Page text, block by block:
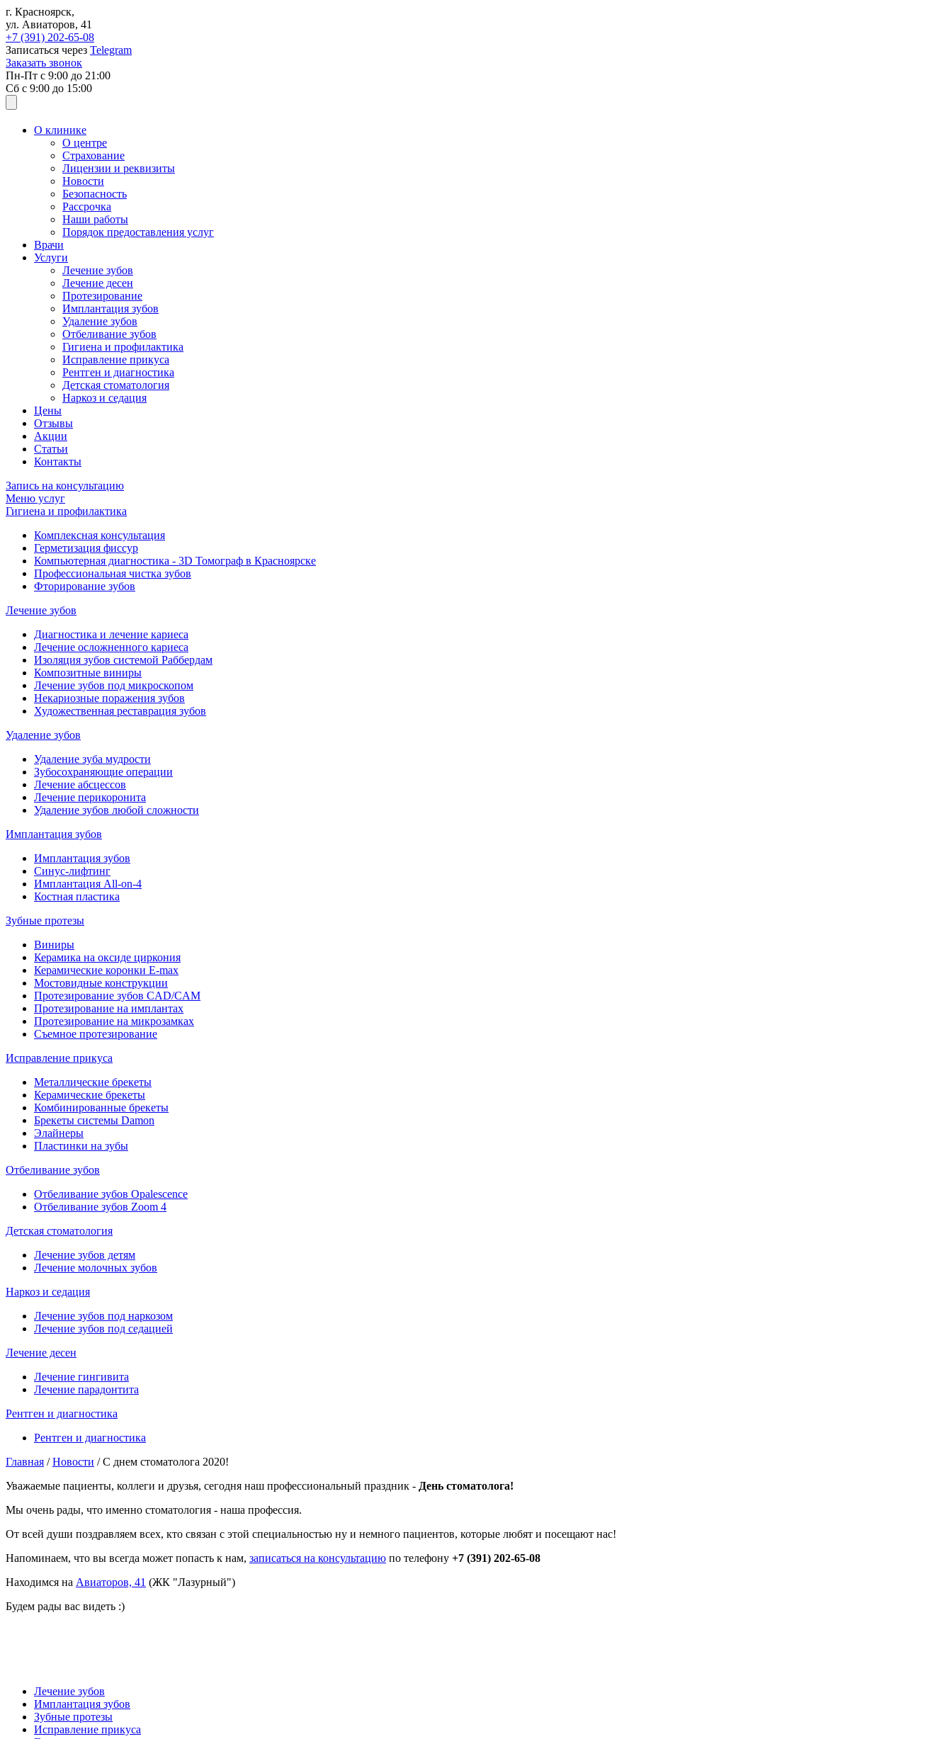
Перейти к основному содержанию
г. Красноярск,
ул. Авиаторов, 41
+7 (391) 202-65-08
Записаться через Telegram
Заказать звонок
Пн-Пт с 9:00 до 21:00
Сб с 9:00 до 15:00
О клинике
О центре
Страхование
Лицензии и реквизиты
Новости
Безопасность
Рассрочка
Наши работы
Порядок предоставления услуг
Врачи
Услуги
Лечение зубов
Лечение десен
Протезирование
Имплантация зубов
Удаление зубов
Отбеливание зубов
Гигиена и профилактика
Исправление прикуса
Рентген и диагностика
Детская стоматология
Наркоз и седация
Цены
Отзывы
Акции
Статьи
Контакты
Запись на консультацию
Меню услуг
Гигиена и профилактика
Комплексная консультация
Герметизация фиссур
Компьютерная диагностика - 3D Томограф в Красноярске
Профессиональная чистка зубов
Фторирование зубов
Лечение зубов
Диагностика и лечение кариеса
Лечение осложненного кариеса
Изоляция зубов системой Раббердам
Композитные виниры
Лечение зубов под микроскопом
Некариозные поражения зубов
Художественная реставрация зубов
Удаление зубов
Удаление зуба мудрости
Зубосохраняющие операции
Лечение абсцессов
Лечение перикоронита
Удаление зубов любой сложности
Имплантация зубов
Имплантация зубов
Синус-лифтинг
Имплантация All-on-4
Костная пластика
Зубные протезы
Виниры
Керамика на оксиде циркония
Керамические коронки E-max
Мостовидные конструкции
Протезирование зубов CAD/CAM
Протезирование на имплантах
Протезирование на микрозамках
Съемное протезирование
Исправление прикуса
Металлические брекеты
Керамические брекеты
Комбинированные брекеты
Брекеты системы Damon
Элайнеры
Пластинки на зубы
Отбеливание зубов
Отбеливание зубов Opalescence
Отбеливание зубов Zoom 4
Детская стоматология
Лечение зубов детям
Лечение молочных зубов
Наркоз и седация
Лечение зубов под наркозом
Лечение зубов под седацией
Лечение десен
Лечение гингивита
Лечение парадонтита
Рентген и диагностика
Рентген и диагностика
Вы здесь
Главная / Новости / С днем стоматолога 2020!
Уважаемые пациенты, коллеги и друзья, сегодня наш профессиональный праздник - День стоматолога!
Мы очень рады, что именно стоматология - наша профессия.
От всей души поздравляем всех, кто связан с этой специальностью ну и немного пациентов, которые любят и посещают нас!
Напоминаем, что вы всегда может попасть к нам, записаться на консультацию по телефону +7 (391) 202-65-08
Находимся на Авиаторов, 41 (ЖК "Лазурный")
Будем рады вас видеть :)
Лечение зубов
Имплантация зубов
Зубные протезы
Исправление прикуса